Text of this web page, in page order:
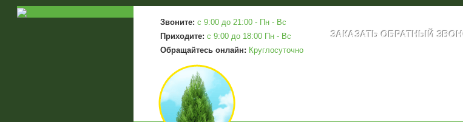
Звоните: c 9:00 до 21:00 - Пн - Вс
Приходите: c 9:00 до 18:00 Пн - Вс
Обращайтесь онлайн: Круглосуточно